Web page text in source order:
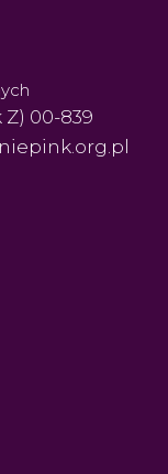
00-839